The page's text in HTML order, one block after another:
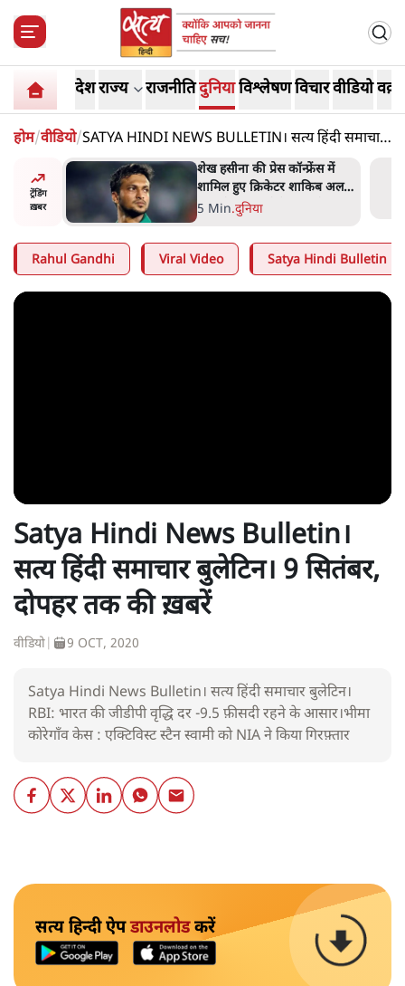
देशराज्य राजनीतिदुनियाविश्लेषणविचारवीडियो
होम/वीडियो/SATYA HINDI NEWS BULLETIN। सत्य हिंदी समाचार
बुलेटिन। 9 सितंबर, दोपहर तक की ख़बरें
ट्रेंडिंग
ख़बर
अहमद
में बंद
शेख हसीना की प्रेस कॉन्फ्रेंस में
शामिल हुए क्रिकेटर शाकिब अल
हसन के घर पर पेट्रोल बम से हमला
5 Min.दुनिया
Rahul Gandhi Viral Video Satya Hindi Bulletin
Satya Hindi News Bulletin।
सत्य हिंदी समाचार बुलेटिन। 9 सितंबर,
दोपहर तक की ख़बरें
वीडियो 9 OCT, 2020
Satya Hindi News Bulletin। सत्य हिंदी समाचार बुलेटिन।
RBI: भारत की जीडीपी वृद्धि दर -9.5 फ़ीसदी रहने के आसार।भीमा
कोरेगाँव केस : एक्टिविस्ट स्टैन स्वामी को NIA ने किया गिरफ़्तार
सत्य हिन्दी ऐपडाउनलोडकरें